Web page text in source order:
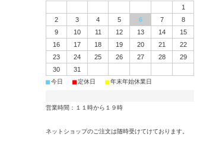
1
2
3 4 5 6 7
8
9
10 11 12 13 14
15
16
17 18 19 20 21
22
23
24 25 26 27 28
29
30
31
■今日 ■定休日 ■年末年始休業日
営業時間：１１時から１９時
ネットショップのご注文は随時受けてけております。